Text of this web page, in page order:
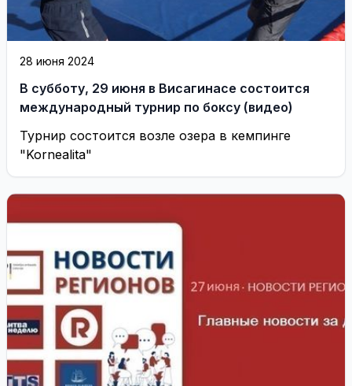
28 июня 2024
В субботу, 29 июня в Висагинасе состоится
международный турнир по боксу (видео)
Турнир состоится возле озера в кемпинге
"Kornealita"